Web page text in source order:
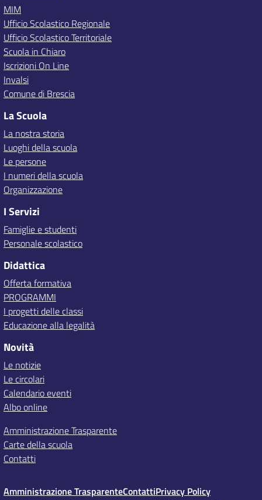
MIM
Ufficio Scolastico Regionale
Ufficio Scolastico Territoriale
Scuola in Chiaro
Iscrizioni On Line
Invalsi
Comune di Brescia
La Scuola
La nostra storia
Luoghi della scuola
Le persone
I numeri della scuola
Organizzazione
I Servizi
Famiglie e studenti
Personale scolastico
Didattica
Offerta formativa
PROGRAMMI
I progetti delle classi
Educazione alla legalità
Novità
Le notizie
Le circolari
Calendario eventi
Albo online
Amministrazione Trasparente
Carte della scuola
Contatti
Amministrazione TrasparenteContattiPrivacy Policy